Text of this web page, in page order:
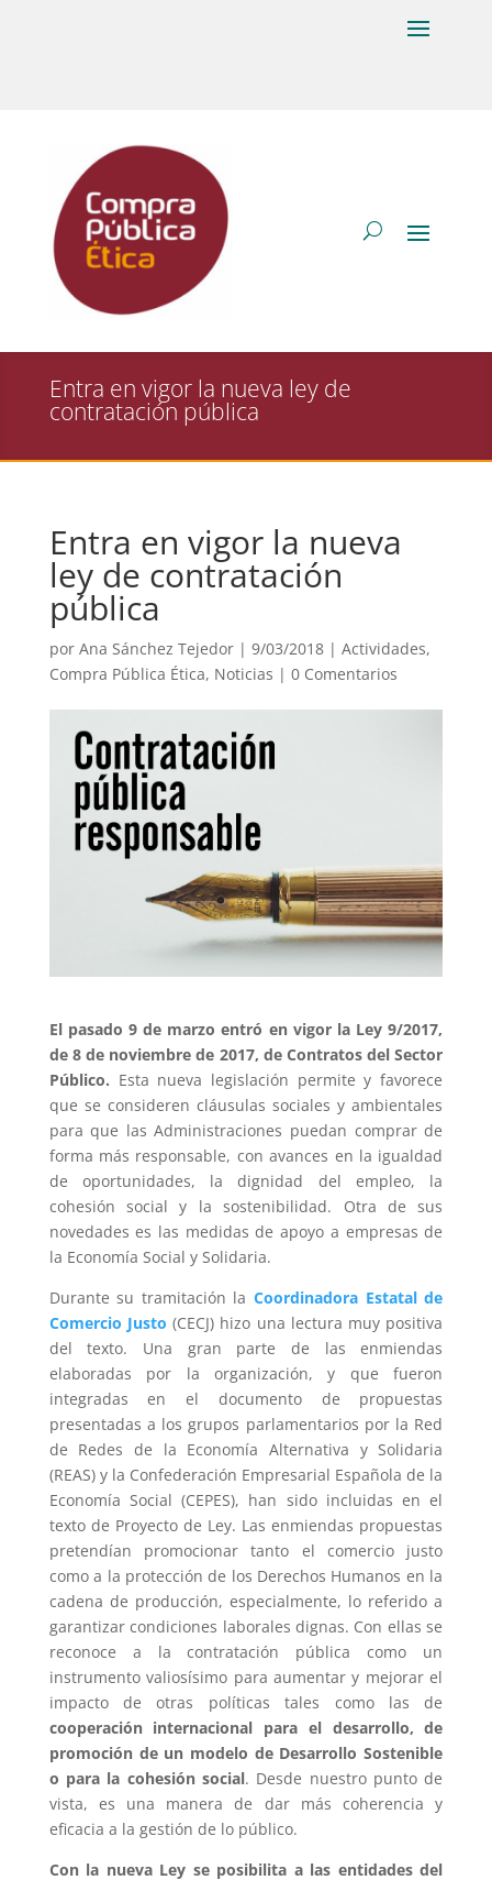
Entra en vigor la nueva ley de
contratación pública
Entra en vigor la nueva
ley de contratación
pública
por Ana Sánchez Tejedor| 9/03/2018 | Actividades,
Compra Pública Ética, Noticias | 0 Comentarios
El pasado 9 de marzo entró en vigor la Ley 9/2017,
de 8 de noviembre de 2017, de Contratos del Sector
Público. Esta nueva legislación permite y favorece
que se consideren cláusulas sociales y ambientales
para que las Administraciones puedan comprar de
forma más responsable, con avances en la igualdad
de oportunidades, la dignidad del empleo, la
cohesión social y la sostenibilidad. Otra de sus
novedades es las medidas de apoyo a empresas de
la Economía Social y Solidaria.
Durante su tramitación laCoordinadora Estatal de
Comercio Justo(CECJ) hizo una lectura muy positiva
del texto. Una gran parte de las enmiendas
elaboradas por la organización, y que fueron
integradas en el documento de propuestas
presentadas a los grupos parlamentarios por la Red
de Redes de la Economía Alternativa y Solidaria
(REAS) y la Confederación Empresarial Española de la
Economía Social (CEPES), han sido incluidas en el
texto de Proyecto de Ley. Las enmiendas propuestas
pretendían promocionar tanto el comercio justo
como a la protección de los Derechos Humanos en la
cadena de producción, especialmente, lo referido a
garantizar condiciones laborales dignas. Con ellas se
reconoce a la contratación pública como un
instrumento valiosísimo para aumentar y mejorar el
impacto de otras políticas tales como las de
cooperación internacional para el desarrollo, de
promoción de un modelo de Desarrollo Sostenible
o para la cohesión social. Desde nuestro punto de
vista, es una manera de dar más coherencia y
eficacia a la gestión de lo público.
Con la nueva Ley se posibilita a las entidades del